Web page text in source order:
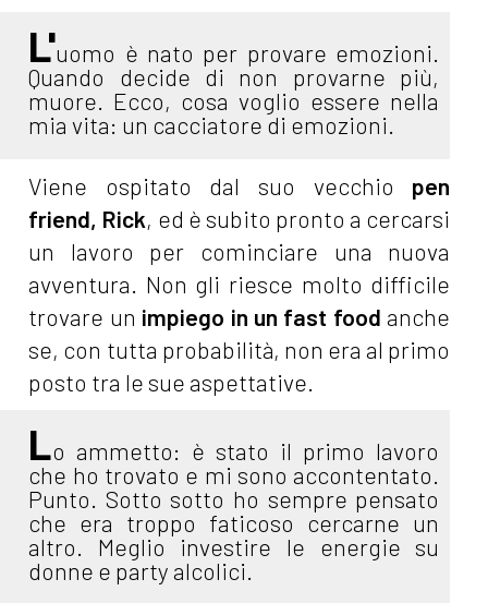
L'uomo è nato per provare emozioni.
Quando decide di non provarne più,
muore. Ecco, cosa voglio essere nella
mia vita: un cacciatore di emozioni.
Viene ospitato dal suo vecchio pen
friend, Rick, ed è subito pronto a cercarsi
un lavoro per cominciare una nuova
avventura. Non gli riesce molto difficile
trovare un impiego in un fast food anche
se, con tutta probabilità, non era al primo
posto tra le sue aspettative.
Lo ammetto: è stato il primo lavoro
che ho trovato e mi sono accontentato.
Punto. Sotto sotto ho sempre pensato
che era troppo faticoso cercarne un
altro. Meglio investire le energie su
donne e party alcolici.